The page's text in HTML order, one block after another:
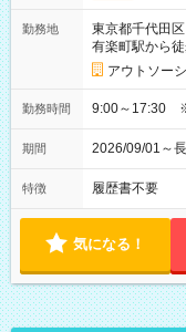
勤務地
東京都千代田区
有楽町駅から
アウトソー
勤務時間 9:00～17:30 ※
期間 2026/09/01～
特徴 履歴書不要
気になる！